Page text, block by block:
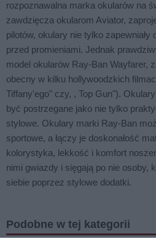
rozpoznawalna marka okularów na
zawdzięcza okularom Aviator,
pilotów, okulary nie tylko zapewniały
przed promieniami. Jednak
model okularów Ray-Ban Wayfarer,
obecny w kilku hollywoodzkich
Tiffany'ego" czy, , Top Gun").
być postrzegane jako nie tylko
stylowe. Okulary marki Ray-Ban
sportowe, a łączy je doskonałość
kolorystyka, lekkość i komfort
nimi gwiazdy i sięgają po nie osoby,
siebie poprzez stylowe dodatki.
Podobne w tej kategorii